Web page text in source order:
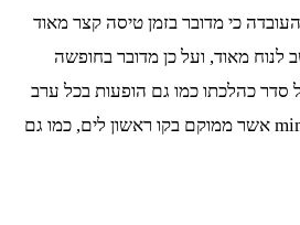
כי מדובר בזמן טיסה קצר מאוד
לנוח מאוד, ועל כן מדובר בחופשה
סדר כהלכתו כמו גם הופעות בכל ערב
במלון, אוטובוסים ממוזגים ליעדים מומלצים והדרכה ע"י מדריך דובר עברית. החבילות אשר מוצעות מתייחסות לשני מלונות מרכזיים אשר ניתנים לבחירה: מלון mimosa beach אשר ממוקם בקו ראשון לים, כמו גם